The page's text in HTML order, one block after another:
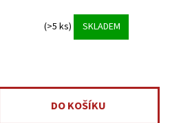
(>5 ks) SKLADEM